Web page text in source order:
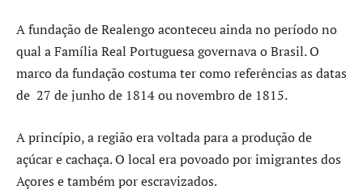
A fundação de Realengo aconteceu ainda no período no
qual a Família Real Portuguesa governava o Brasil. O
marco da fundação costuma ter como referências as datas
de 27 de junho de 1814 ou novembro de 1815.
A princípio, a região era voltada para a produção de
açúcar e cachaça. O local era povoado por imigrantes dos
Açores e também por escravizados.